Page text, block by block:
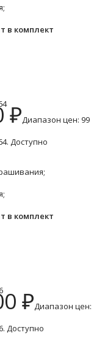
в комплект
₽Диапазон цен: 99
Доступно
в комплект
₽Диапазон цен:
Доступно